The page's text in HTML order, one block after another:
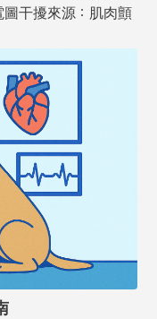
干擾來源：肌肉顫